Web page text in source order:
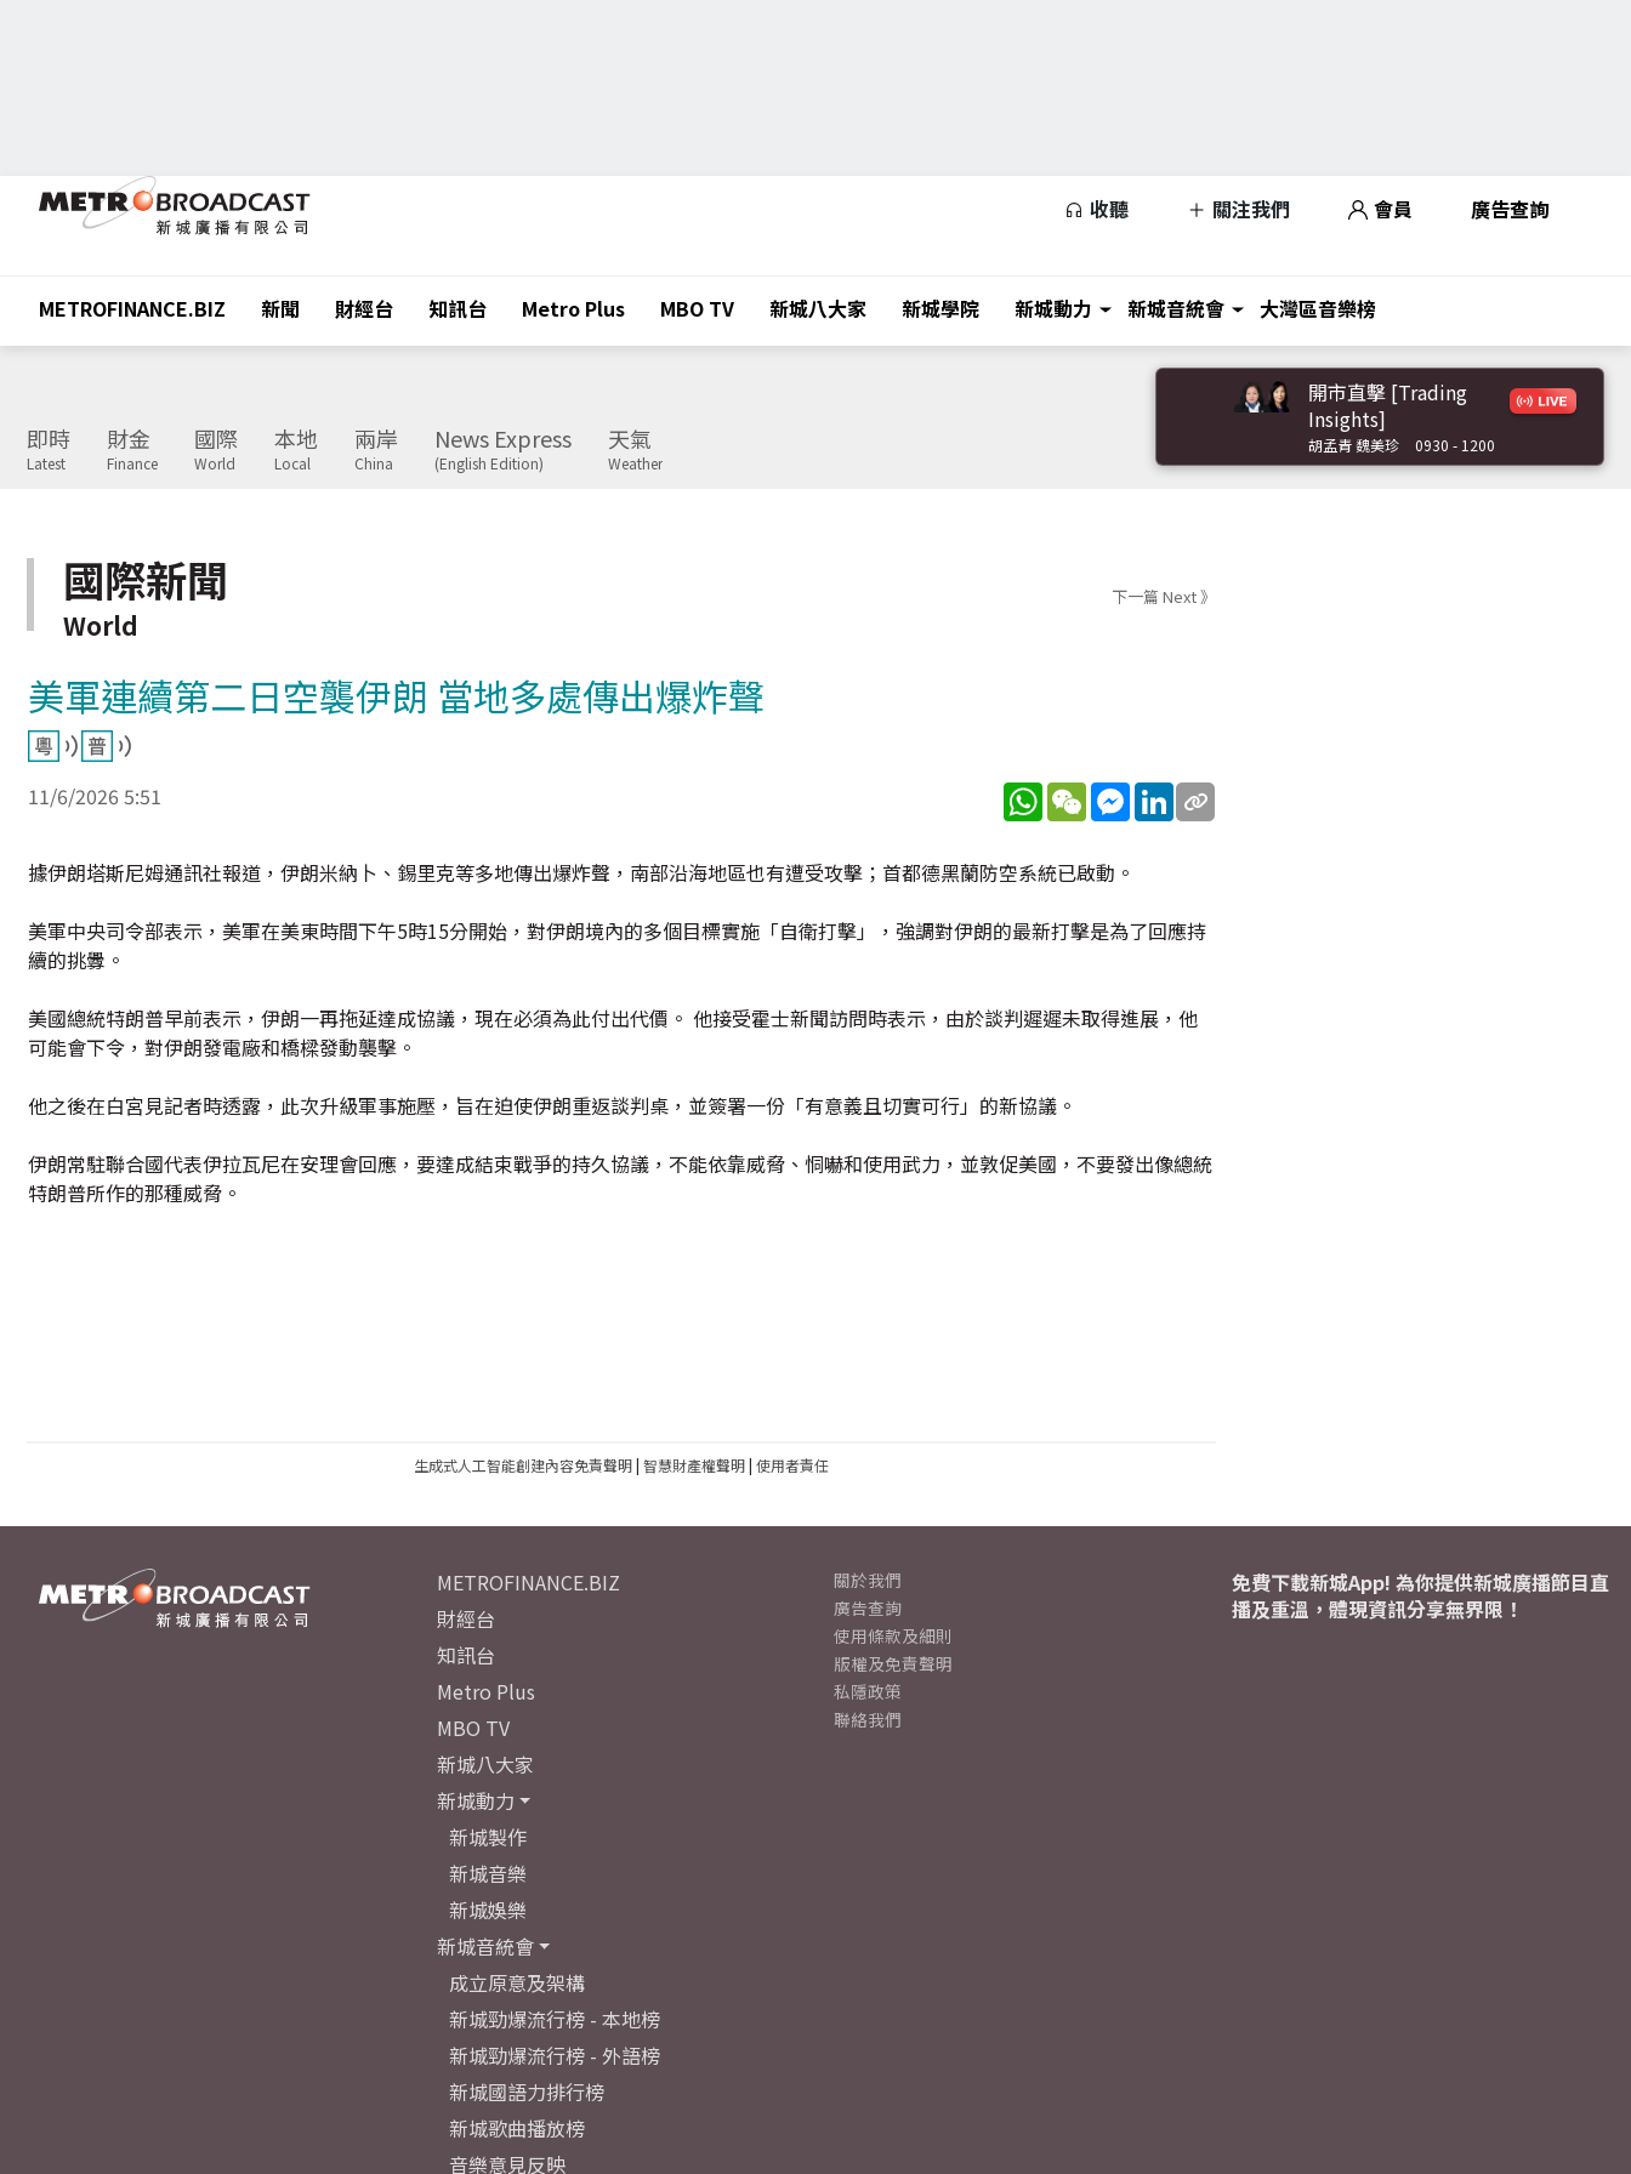
收聽 關注我們 會員 廣告查詢
METROFINANCE.BIZ 新聞 財經台 知訊台 Metro Plus MBO TV 新城八大家 新城學院 新城動力 新城音統會 大灣區音樂榜
即時
Latest
財金
Finance
國際
World
本地
Local
兩岸
China
News Express
(English Edition)
天氣
Weather
開市直擊 [Trading
Insights]
胡孟青 魏美珍 0930 - 1200
國際新聞
World
下一篇 Next 》
美軍連續第二日空襲伊朗 當地多處傳出爆炸聲
11/6/2026 5:51 WhatsApp
WeChatMessenger
LinkedIn
據伊朗塔斯尼姆通訊社報道，伊朗米納卜、錫里克等多地傳出爆炸聲，南部沿海地區也有遭受攻擊；首都德黑蘭防空系統已啟動。
美軍中央司令部表示，美軍在美東時間下午5時15分開始，對伊朗境內的多個目標實施「自衛打擊」，強調對伊朗的最新打擊是為了回應持
續的挑釁。
美國總統特朗普早前表示，伊朗一再拖延達成協議，現在必須為此付出代價。 他接受霍士新聞訪問時表示，由於談判遲遲未取得進展，他
可能會下令，對伊朗發電廠和橋樑發動襲擊。
他之後在白宮見記者時透露，此次升級軍事施壓，旨在迫使伊朗重返談判桌，並簽署一份「有意義且切實可行」的新協議。
伊朗常駐聯合國代表伊拉瓦尼在安理會回應，要達成結束戰爭的持久協議，不能依靠威脅、恫嚇和使用武力，並敦促美國，不要發出像總統
特朗普所作的那種威脅。
生成式人工智能創建內容免責聲明| 智慧財產權聲明| 使用者責任
METROFINANCE.BIZ
財經台
知訊台
Metro Plus
MBO TV
新城八大家
新城動力
新城製作
新城音樂
新城娛樂
新城音統會
成立原意及架構
新城勁爆流行榜 - 本地榜
新城勁爆流行榜 - 外語榜
新城國語力排行榜
新城歌曲播放榜
音樂意見反映
關於我們
廣告查詢
使用條款及細則
版權及免責聲明
私隱政策
聯絡我們
免費下載新城App! 為你提供新城廣播節目直
播及重溫，體現資訊分享無界限！